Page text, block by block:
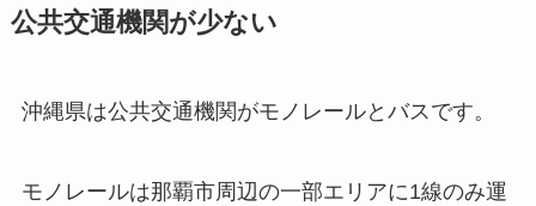
公共交通機関が少ない
沖縄県は公共交通機関がモノレールとバスです。
モノレールは那覇市周辺の一部エリアに1線のみ運